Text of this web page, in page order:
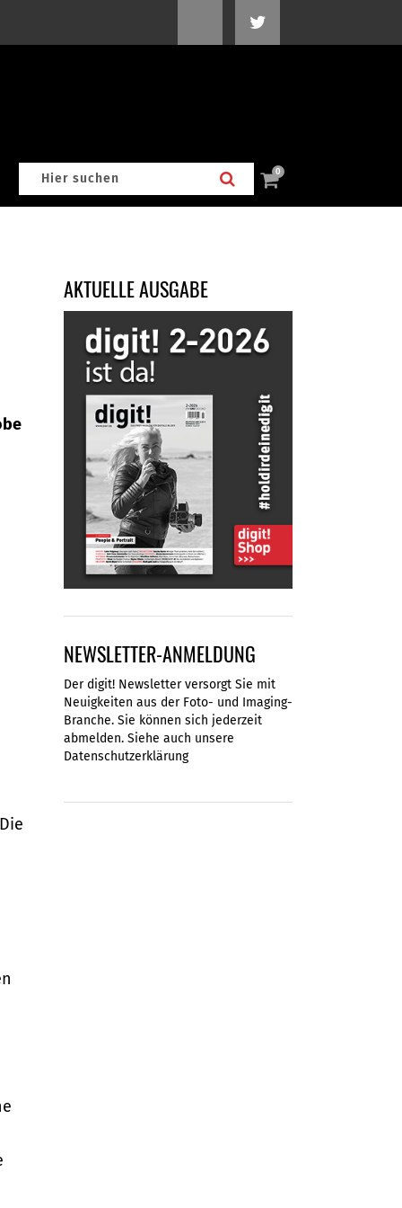
0
AKTUELLE AUSGABE
NEWSLETTER-ANMELDUNG
Der digit! Newsletter versorgt Sie mit
Neuigkeiten aus der Foto- und Imaging-
Branche. Sie können sich jederzeit
abmelden. Siehe auch unsere
Datenschutzerklärung